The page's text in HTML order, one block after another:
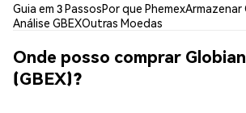
Guia em 3 PassosPor que PhemexArmazenar
Análise GBEXOutras Moedas
Onde posso comprar
(GBEX)?